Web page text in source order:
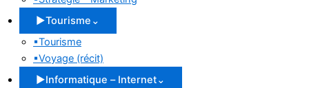
▶Tourisme ⌄
▪Tourisme
▪Voyage (récit)
▶Informatique – Internet⌄